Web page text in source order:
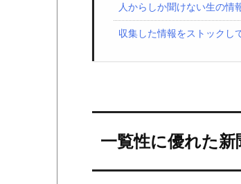
人からしか聞けない生の情
収集した情報をストックし
一覧性に優れた新